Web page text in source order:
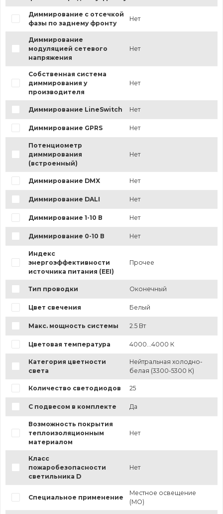
Диммирование с отсечкой
фазы по заднему фронту
Нет
Диммирование
модуляцией сетевого
напряжения
Нет
Собственная система
диммирования у
производителя
Нет
Диммирование LineSwitch Нет
Диммирование GPRS Нет
Потенциометр
диммирования
(встроенный)
Нет
Диммирование DMX Нет
Диммирование DALI Нет
Диммирование 1-10 В Нет
Диммирование 0-10 В Нет
Индекс
энергоэффективности
источника питания (EEI)
Прочее
Тип проводки Оконечный
Цвет свечения Белый
Макс. мощность системы 2.5 Вт
Цветовая температура 4000...4000 К
Категория цветности
света
Нейтральная холодно-
белая (3300-5300 К)
Количество светодиодов 25
С подвесом в комплекте Да
Возможность покрытия
теплоизоляционным
материалом
Нет
Класс
пожаробезопасности
светильника D
Нет
Специальное применение
Местное освещение
(МО)